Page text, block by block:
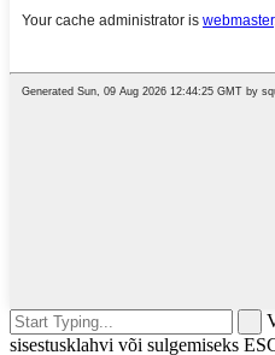
sisestusklahvi või sulgemiseks